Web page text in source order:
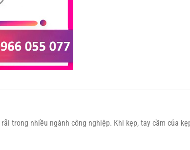
trong nhiều ngành công nghiệp. Khi kẹp, tay cầm của